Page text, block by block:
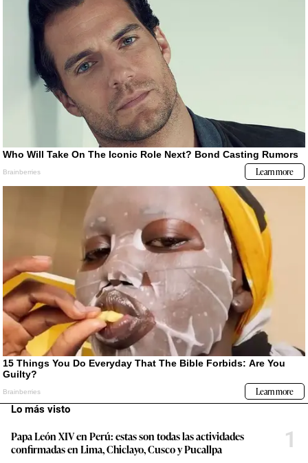
Lo más visto
Papa León XIV en Perú: estas son todas las actividades
confirmadas en Lima, Chiclayo, Cusco y Pucallpa
1